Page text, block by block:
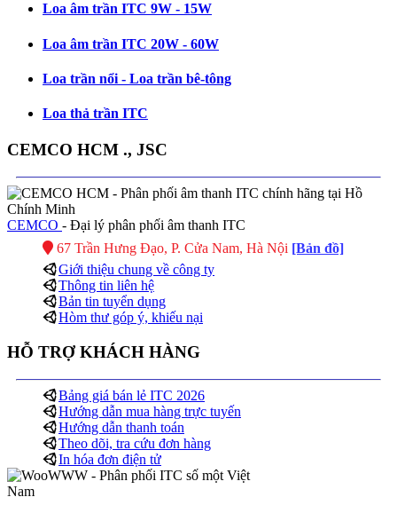
Loa âm trần ITC 9W - 15W
Loa âm trần ITC 20W - 60W
Loa trần nổi - Loa trần bê-tông
Loa thả trần ITC
CEMCO HCM ., JSC
CEMCO - Đại lý phân phối âm thanh ITC
67 Trần Hưng Đạo, P. Cửa Nam, Hà Nội [Bản đồ]
Giới thiệu chung về công ty
Thông tin liên hệ
Bản tin tuyển dụng
Hòm thư góp ý, khiếu nại
HỖ TRỢ KHÁCH HÀNG
Bảng giá bán lẻ ITC 2026
Hướng dẫn mua hàng trực tuyến
Hướng dẫn thanh toán
Theo dõi, tra cứu đơn hàng
In hóa đơn điện tử